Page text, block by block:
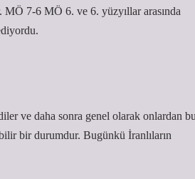
MÖ 7-6 MÖ 6. ve 6. yüzyıllar arasında
ve daha sonra genel olarak onlardan
bir durumdur. Bugünkü İranlıların